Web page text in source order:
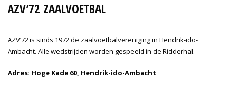
AZV’72 ZAALVOETBAL
AZV’72 is sinds 1972 de zaalvoetbalvereniging in Hendrik-ido-
Ambacht. Alle wedstrijden worden gespeeld in de Ridderhal.
Adres: Hoge Kade 60, Hendrik-ido-Ambacht